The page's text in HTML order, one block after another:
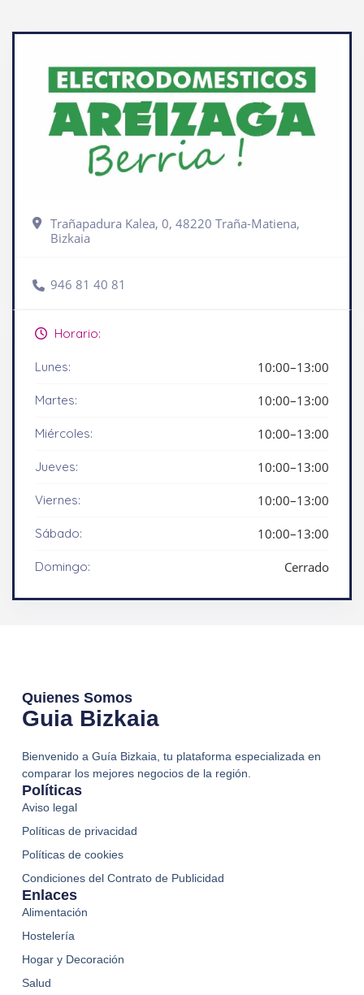
Trañapadura Kalea, 0, 48220 Traña-Matiena,
Bizkaia
946 81 40 81
Horario:
Lunes: 10:00–13:00
Martes: 10:00–13:00
Miércoles: 10:00–13:00
Jueves: 10:00–13:00
Viernes: 10:00–13:00
Sábado: 10:00–13:00
Domingo: Cerrado
Quienes Somos
Guia Bizkaia
Bienvenido a Guía Bizkaia, tu plataforma especializada en
comparar los mejores negocios de la región.
Enlaces
Alimentación
Hostelería
Hogar y Decoración
Salud
Políticas
Aviso legal
Políticas de privacidad
Políticas de cookies
Condiciones del Contrato de Publicidad